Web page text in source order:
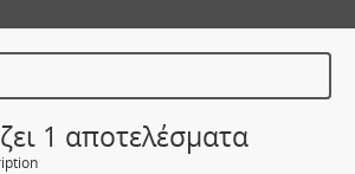
1 αποτελέσματα